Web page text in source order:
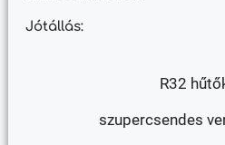
Jótállás:
R32
szupercsendes